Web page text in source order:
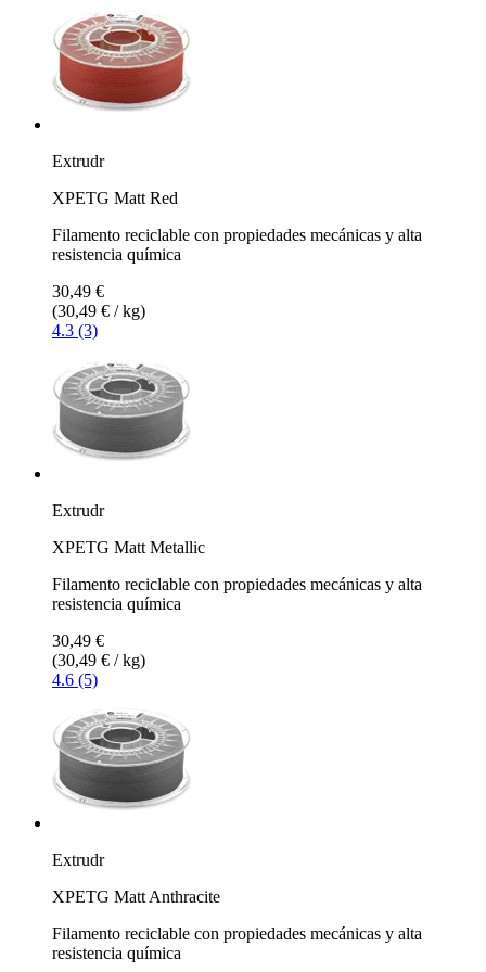
Extrudr
XPETG Matt Red
Filamento reciclable con propiedades mecánicas y alta
resistencia química
30,49 €
(30,49 € / kg)
4.3 (3)
Extrudr
XPETG Matt Metallic
Filamento reciclable con propiedades mecánicas y alta
resistencia química
30,49 €
(30,49 € / kg)
4.6 (5)
Extrudr
XPETG Matt Anthracite
Filamento reciclable con propiedades mecánicas y alta
resistencia química